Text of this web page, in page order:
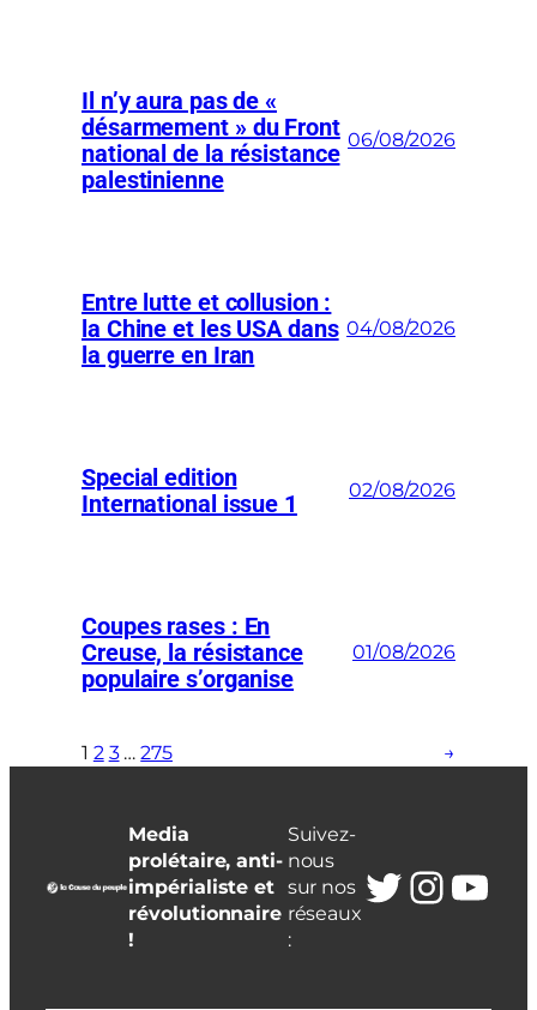
Il n’y aura pas de «
désarmement » du Front
national de la résistance
palestinienne
06/08/2026
Entre lutte et collusion :
la Chine et les USA dans
la guerre en Iran
04/08/2026
Special edition
International issue 1
02/08/2026
Coupes rases : En
Creuse, la résistance
populaire s’organise
01/08/2026
1 2 3 … 275 →
Media
prolétaire, anti-
impérialiste et
révolutionnaire
!
Suivez-
nous
sur nos
réseaux
:
Twitter